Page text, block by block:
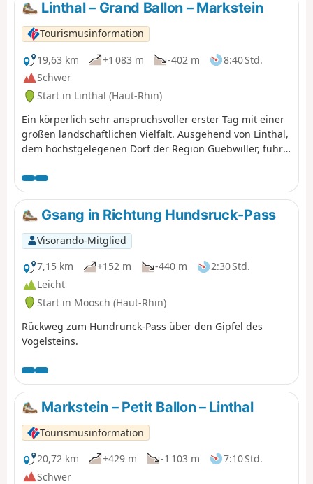
Linthal – Grand Ballon – Markstein
Tourismusinformation
19,63 km
+1 083 m -402 m
8:40 Std.
Schwer
Start in Linthal (Haut-Rhin)
Ein körperlich sehr anspruchsvoller erster Tag mit einer
großen landschaftlichen Vielfalt. Ausgehend von Linthal,
dem höchstgelegenen Dorf der Region Guebwiller, führt
Auberge du Steinlebach, vorbei am Grand Ballon, dem
höchsten Gipfel des Vogesenmassivs mit einer Höhe von
1.424 Metern, und der Bergstation Markstein. Der
Aufstieg ist recht anspruchsvoll und erfordert eine gute
körperliche Verfassung. Unterwegs kommen Sie am
Bergbauerngasthof „Gustiberg“, am Lac du Ballon und
am Bergbauerngasthof „Haag“ vorbei…
Gsang in Richtung Hundsruck-Pass
Visorando-Mitglied
7,15 km
+152 m -440 m
2:30 Std.
Leicht
Start in Moosch (Haut-Rhin)
Rückweg zum Hundrunck-Pass über den Gipfel des
Vogelsteins.
Markstein – Petit Ballon – Linthal
Tourismusinformation
20,72 km
+429 m -1 103 m
7:10 Std.
Schwer